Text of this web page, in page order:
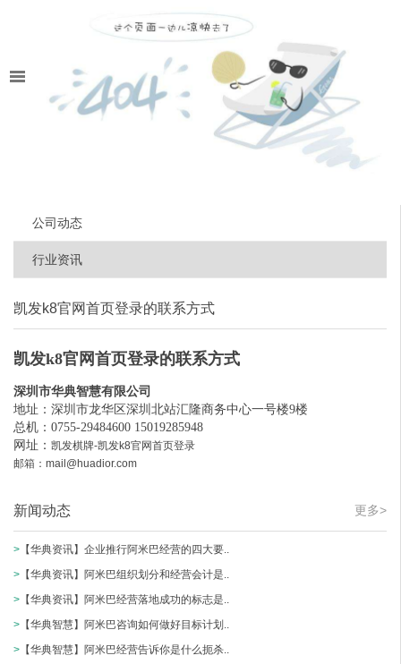
公司动态
行业资讯
凯发k8官网首页登录的联系方式
凯发k8官网首页登录的联系方式
深圳市华典智慧有限公司
地址：深圳市龙华区深圳北站汇隆商务中心一号楼9楼
总机：0755-29484600 15019285948
网址： 凯发棋牌-凯发k8官网首页登录
邮箱： mail@huadior.com
更多>
新闻动态
> 【华典资讯】企业推行阿米巴经营的四大要..
> 【华典资讯】阿米巴组织划分和经营会计是..
> 【华典资讯】阿米巴经营落地成功的标志是..
> 【华典智慧】阿米巴咨询如何做好目标计划..
> 【华典智慧】阿米巴经营告诉你是什么扼杀..